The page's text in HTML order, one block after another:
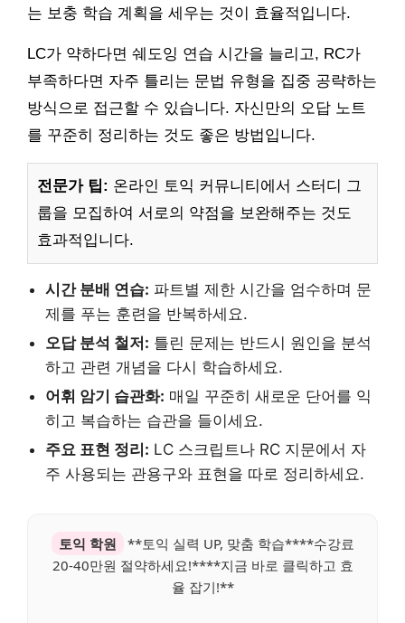
는 보충 학습 계획을 세우는 것이 효율적입니다.
LC가 약하다면 쉐도잉 연습 시간을 늘리고, RC가
부족하다면 자주 틀리는 문법 유형을 집중 공략하는
방식으로 접근할 수 있습니다. 자신만의 오답 노트
를 꾸준히 정리하는 것도 좋은 방법입니다.
전문가 팁: 온라인 토익 커뮤니티에서 스터디 그
룹을 모집하여 서로의 약점을 보완해주는 것도
효과적입니다.
시간 분배 연습: 파트별 제한 시간을 엄수하며 문
제를 푸는 훈련을 반복하세요.
오답 분석 철저: 틀린 문제는 반드시 원인을 분석
하고 관련 개념을 다시 학습하세요.
어휘 암기 습관화: 매일 꾸준히 새로운 단어를 익
히고 복습하는 습관을 들이세요.
주요 표현 정리: LC 스크립트나 RC 지문에서 자
주 사용되는 관용구와 표현을 따로 정리하세요.
토익 학원
**토익 실력 UP, 맞춤 학습****수강료
20-40만원 절약하세요!****지금 바로 클릭하고 효
율 잡기!**